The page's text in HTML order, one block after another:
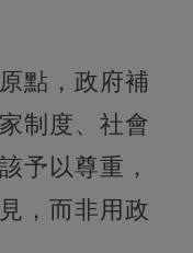
點，政府補
制度、社會
予以尊重，
，而非用政